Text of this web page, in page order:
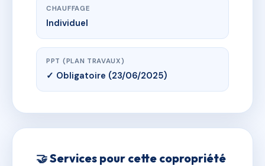
CHAUFFAGE
Individuel
PPT (PLAN TRAVAUX)
✓ Obligatoire (23/06/2025)
🤝 Services pour cette copropriété